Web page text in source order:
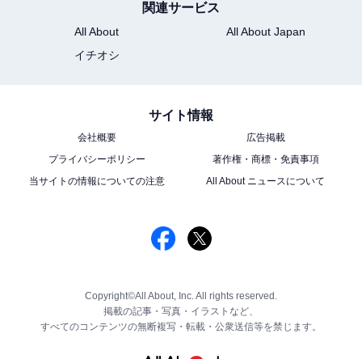
関連サービス
All About
All About Japan
イチオシ
サイト情報
会社概要
広告掲載
プライバシーポリシー
著作権・商標・免責事項
当サイトの情報についての注意
All About ニュースについて
Copyright©All About, Inc. All rights reserved.
掲載の記事・写真・イラストなど、
すべてのコンテンツの無断複写・転載・公衆送信等を禁じます。